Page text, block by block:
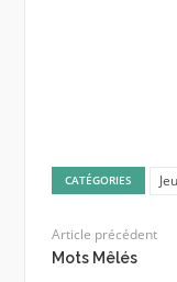
CATÉGORIES
Article précédent
Mots Mêlés